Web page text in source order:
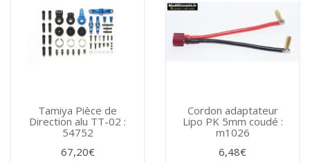
Tamiya Pièce de
Direction alu TT-02 :
54752
67,20€
Cordon adaptateur
Lipo PK 5mm coudé :
m1026
6,48€